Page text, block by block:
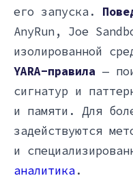
его запуска.
AnyRun, Joe
изолированной
YARA-правила —
сигнатур и
и памяти. Для
задействуются
и
аналитика.